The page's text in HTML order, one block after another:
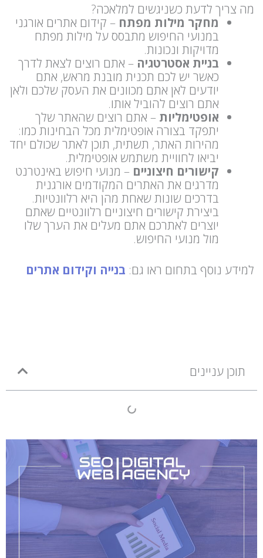
מה צריך לדעת כשניגשים למלאכה?
מחקר מילות מפתח – קידום אתרים אורגני
במנועי החיפוש מתבסס על מילות מפתח
מדויקות ונכונות.
בניית אסטרטגיה – אתם רוצים לצאת לדרך
כאשר יש לכם תכנית מובנת מראש, אתם
יודעים לאן אתם מכוונים את העסק שלכם ולאן
אתם רוצים להוביל אותו.
אופטימליות – אתם רוצים שהאתר שלך
יתפקד בצורה אופטימלית מכל הבחינות כמו:
מהירות האתר, תשתית, תוכן לאתר שכולם יחד
יביאו לחוויית משתמש אופטימלית.
קישורים חיצוניים – מנועי חיפוש באינטרנט
מדרגים את האתרים המקודמים אורגנית
בדרכים שונות שאחת מהן היא רלוונטיות.
ביצירת קישורים חיצוניים רלוונטיים שאתם
יוצרים לאתרכם אתם מעלים את הערך שלו
מול מנועי החיפוש.
למידע נוסף בתחום ראו גם: בנייה וקידום אתרים
תוכן עניינים